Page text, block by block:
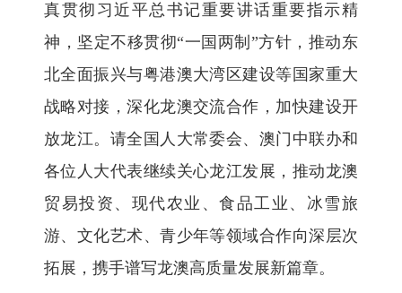
真贯彻习近平总书记重要讲话重要指示精
神，坚定不移贯彻“一国两制”方针，推动东
北全面振兴与粤港澳大湾区建设等国家重大
战略对接，深化龙澳交流合作，加快建设开
放龙江。请全国人大常委会、澳门中联办和
各位人大代表继续关心龙江发展，推动龙澳
贸易投资、现代农业、食品工业、冰雪旅
游、文化艺术、青少年等领域合作向深层次
拓展，携手谱写龙澳高质量发展新篇章。